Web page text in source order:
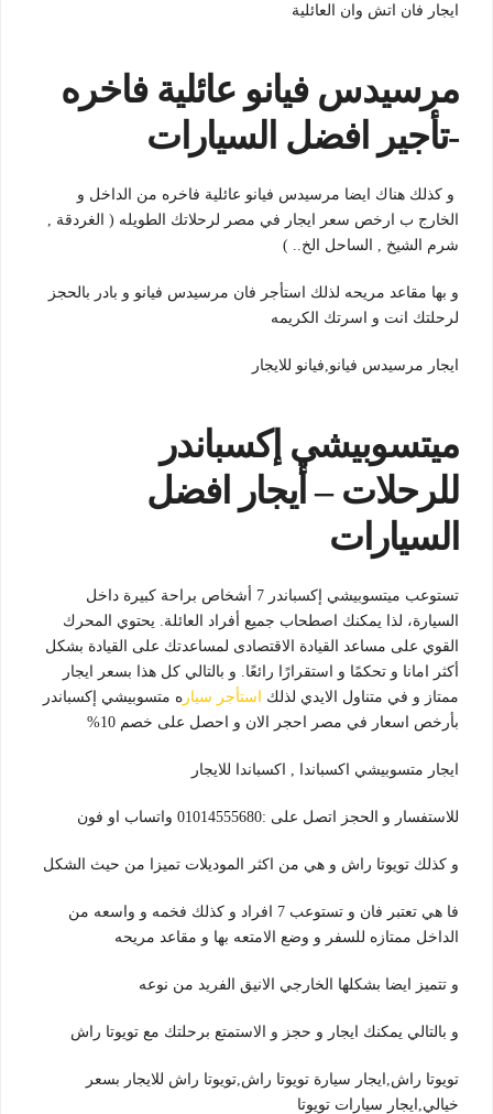
ايجار فان اتش وان العائلية
مرسيدس فيانو عائلية فاخره
-تأجير افضل السيارات
و كذلك هناك ايضا مرسيدس فيانو عائلية فاخره من الداخل و
الخارج ب ارخص سعر ايجار في مصر لرحلاتك الطويله ( الغردقة ,
شرم الشيخ , الساحل الخ.. )
و بها مقاعد مريحه لذلك استأجر فان مرسيدس فيانو و بادر بالحجز
لرحلتك انت و اسرتك الكريمه
ايجار مرسيدس فيانو,فيانو للايجار
ميتسوبيشي إكسباندر
للرحلات – أيجار افضل
السيارات
تستوعب ميتسوبيشي إكسباندر 7 أشخاص براحة كبيرة داخل
السيارة، لذا يمكنك اصطحاب جميع أفراد العائلة. يحتوي المحرك
القوي على مساعد القيادة الاقتصادى لمساعدتك على القيادة بشكل
أكثر امانا و تحكمًا و استقرارًا رائعًا. و بالتالي كل هذا بسعر ايجار
ممتاز و في متناول الايدي لذلك
استأجر سيار ه متسوبيشي إكسباندر
بأرخص اسعار في مصر احجر الان و احصل على خصم 10%
ايجار متسوبيشي اكسباندا , اكسباندا للايجار
للاستفسار و الحجز اتصل على :01014555680 واتساب او فون
و كذلك تويوتا راش و هي من اكثر الموديلات تميزا من حيث الشكل
فا هي تعتبر فان و تستوعب 7 افراد و كذلك فخمه و واسعه من
الداخل ممتازه للسفر و وضع الامتعه بها و مقاعد مريحه
و تتميز ايضا بشكلها الخارجي الانيق الفريد من نوعه
و بالتالي يمكنك ايجار و حجز و الاستمتع برحلتك مع تويوتا راش
تويوتا راش,ايجار سيارة تويوتا راش,تويوتا راش للايجار بسعر
خيالي,ايجار سيارات تويوتا